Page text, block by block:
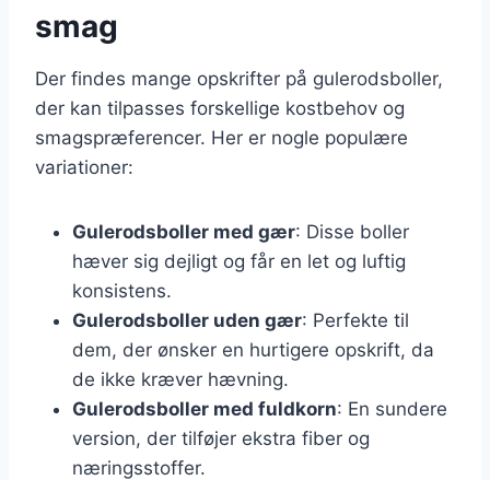
smag
Der findes mange opskrifter på gulerodsboller,
der kan tilpasses forskellige kostbehov og
smagspræferencer. Her er nogle populære
variationer:
Gulerodsboller med gær: Disse boller
hæver sig dejligt og får en let og luftig
konsistens.
Gulerodsboller uden gær: Perfekte til
dem, der ønsker en hurtigere opskrift, da
de ikke kræver hævning.
Gulerodsboller med fuldkorn: En sundere
version, der tilføjer ekstra fiber og
næringsstoffer.